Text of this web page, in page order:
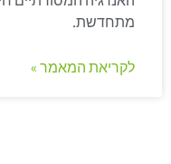
מתחדשת.
לקריאת המאמר »